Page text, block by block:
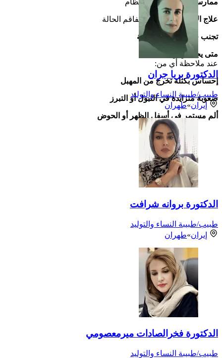
علاج الإمساكفوراً لمنع تفاقم الحالة
تجنب حمل الأوزان الثقيلة
متى يجب زيارة الطبيب؟
عند ملاحظة أي من:
إحساس بكتلة تخرج من المهبل
صعوبة متزايدة في التبول أو التبرز
ألم مستمر في أسفل الظهر أو الحوض
الدكتورة بريا جران
طبيب/طبيبة النساء والتوليد
إيران»طهران
الدكتورة بروانه شرافت
طبيب/طبيبة النساء والتوليد
إيران»طهران
الدكتورة فخرالصادات ميرمعصومي
طبيب/طبيبة النساء والتوليد